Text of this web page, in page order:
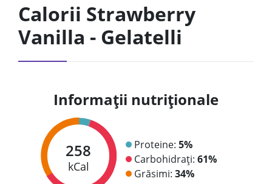
Calorii Strawberry
Vanilla - Gelatelli
Informații nutriționale
258
kCal
Proteine: 5%
Carbohidrați: 61%
Grăsimi: 34%